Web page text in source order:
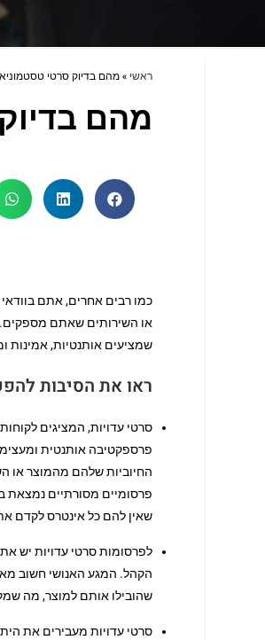
ראשי »מהם בדיוק סרטי
מהם
כמו רבים אחרים, אתם
או השירותים שאתם מספקים.
שמציעים אותנטיות, אמינות
ראו את הסיבות
סרטי עדויות, המציגים
פרספקטיבה אותנטית
החיוביות שלהם מהמוצר או
פרסומיים מסורתיים נמצאת
שאין להם כל אינטרס לקדם
לפרסומות סרטי עדויות יש
הקהל. המגע האנושי חשוב
שהובילו אותם למוצר, מה
סרטי עדויות מעבירים את